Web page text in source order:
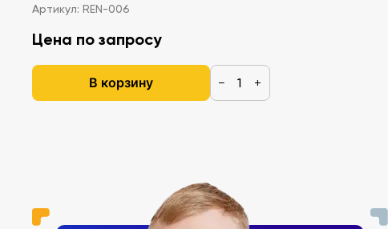
Артикул: REN-006
Цена по запросу
В корзину − +